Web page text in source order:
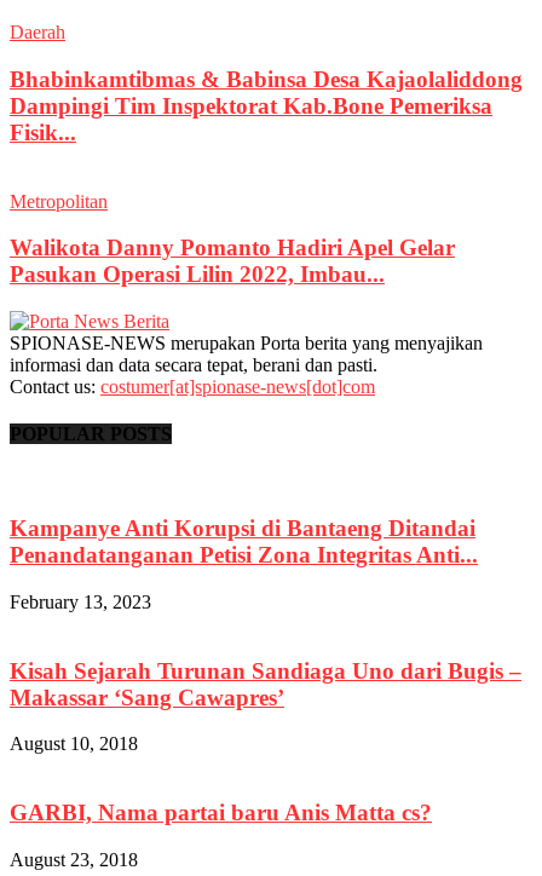
Daerah
Bhabinkamtibmas & Babinsa Desa Kajaolaliddong
Dampingi Tim Inspektorat Kab.Bone Pemeriksa
Fisik...
Metropolitan
Walikota Danny Pomanto Hadiri Apel Gelar
Pasukan Operasi Lilin 2022, Imbau...
SPIONASE-NEWS merupakan Porta berita yang menyajikan
informasi dan data secara tepat, berani dan pasti.
Contact us: costumer[at]spionase-news[dot]com
POPULAR POSTS
Kampanye Anti Korupsi di Bantaeng Ditandai
Penandatanganan Petisi Zona Integritas Anti...
February 13, 2023
Kisah Sejarah Turunan Sandiaga Uno dari Bugis –
Makassar ‘Sang Cawapres’
August 10, 2018
GARBI, Nama partai baru Anis Matta cs?
August 23, 2018